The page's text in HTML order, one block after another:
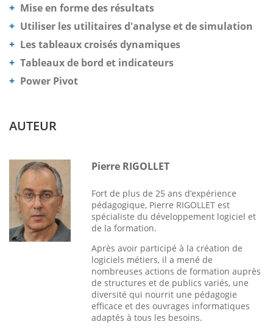
Mise en forme des résultats
Utiliser les utilitaires d'analyse et de simulation
Les tableaux croisés dynamiques
Tableaux de bord et indicateurs
Power Pivot
AUTEUR
Pierre RIGOLLET
Fort de plus de 25 ans d’expérience
pédagogique, Pierre RIGOLLET est
spécialiste du développement logiciel et
de la formation.
Après avoir participé à la création de
logiciels métiers, il a mené de
nombreuses actions de formation auprès
de structures et de publics variés, une
diversité qui nourrit une pédagogie
efficace et des ouvrages informatiques
adaptés à tous les besoins.